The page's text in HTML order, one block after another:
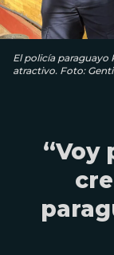
El policía paraguayo
atractivo. Foto:
“Voy